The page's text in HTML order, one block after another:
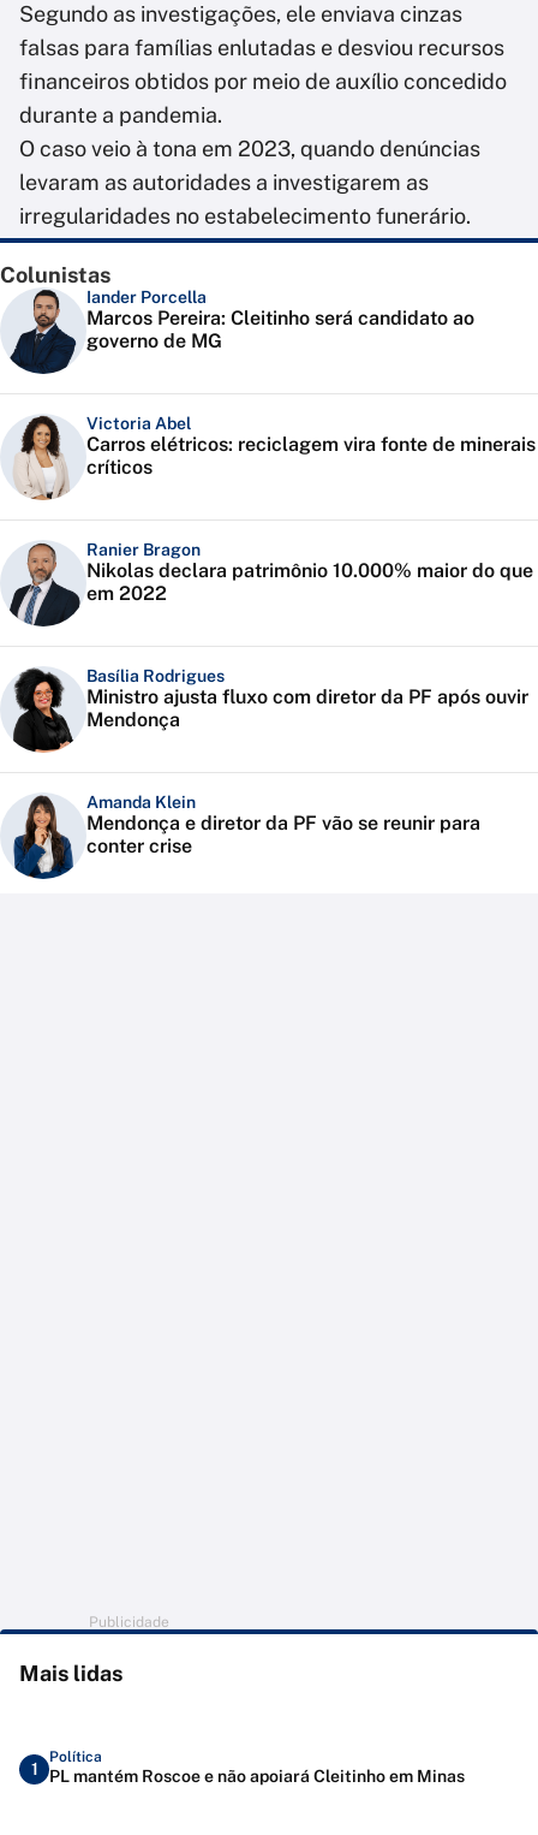
Segundo as investigações, ele enviava cinzas
falsas para famílias enlutadas e desviou recursos
financeiros obtidos por meio de auxílio concedido
durante a pandemia.
O caso veio à tona em 2023, quando denúncias
levaram as autoridades a investigarem as
irregularidades no estabelecimento funerário.
Colunistas
Iander Porcella
Marcos Pereira: Cleitinho será candidato ao
governo de MG
Victoria Abel
Carros elétricos: reciclagem vira fonte de minerais
críticos
Ranier Bragon
Nikolas declara patrimônio 10.000% maior do que
em 2022
Basília Rodrigues
Ministro ajusta fluxo com diretor da PF após ouvir
Mendonça
Amanda Klein
Mendonça e diretor da PF vão se reunir para
conter crise
Publicidade
Mais lidas
1
Política
PL mantém Roscoe e não apoiará Cleitinho em Minas